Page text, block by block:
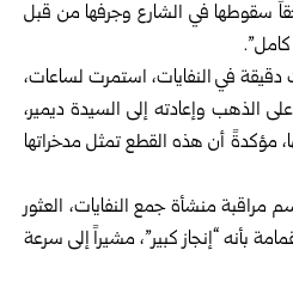
سقوطها في الشارع وجرفها من قبل
كامل”.
في النفايات، استمرت لساعات،
الذهب وإعادته إلى السيدة ديمير،
مؤكدةً أن هذه القطع تمثل مدخراتها
منشأة جمع النفايات، العثور
بأنه “إنجاز كبير”، مشيراً إلى سرعة